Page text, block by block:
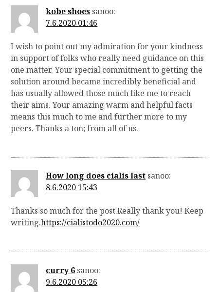
kobe shoes sanoo:
7.6.2020 01:46
I wish to point out my admiration for your kindness
in support of folks who really need guidance on this
one matter. Your special commitment to getting the
solution around became incredibly beneficial and
has usually allowed those much like me to reach
their aims. Your amazing warm and helpful facts
means this much to me and further more to my
peers. Thanks a ton; from all of us.
How long does cialis last sanoo:
8.6.2020 15:43
Thanks so much for the post.Really thank you! Keep
writing.https://cialistodo2020.com/
curry 6 sanoo:
9.6.2020 05:26